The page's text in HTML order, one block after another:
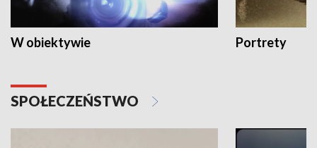
W obiektywie Portrety
SPOŁECZEŃSTWO